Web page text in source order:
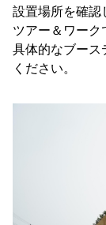
設置場所を確認
ツアー＆ワーク
具体的なブース
ください。